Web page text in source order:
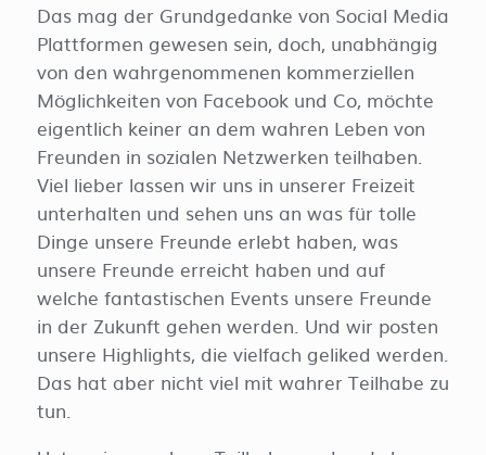
Das mag der Grundgedanke von Social Media
Plattformen gewesen sein, doch, unabhängig
von den wahrgenommenen kommerziellen
Möglichkeiten von Facebook und Co, möchte
eigentlich keiner an dem wahren Leben von
Freunden in sozialen Netzwerken teilhaben.
Viel lieber lassen wir uns in unserer Freizeit
unterhalten und sehen uns an was für tolle
Dinge unsere Freunde erlebt haben, was
unsere Freunde erreicht haben und auf
welche fantastischen Events unsere Freunde
in der Zukunft gehen werden. Und wir posten
unsere Highlights, die vielfach geliked werden.
Das hat aber nicht viel mit wahrer Teilhabe zu
tun.